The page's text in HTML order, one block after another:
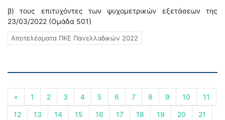
β) τους επιτυχόντες των ψυχομετρικών εξετάσεων της
23/03/2022 (Ομάδα 501)
Αποτελέσματα ΠΚΕ Πανελλαδικών 2022
« 1 2 3 4 5 6 7 8 9 10 11
12 13 14 15 16 17 18 19 20 21